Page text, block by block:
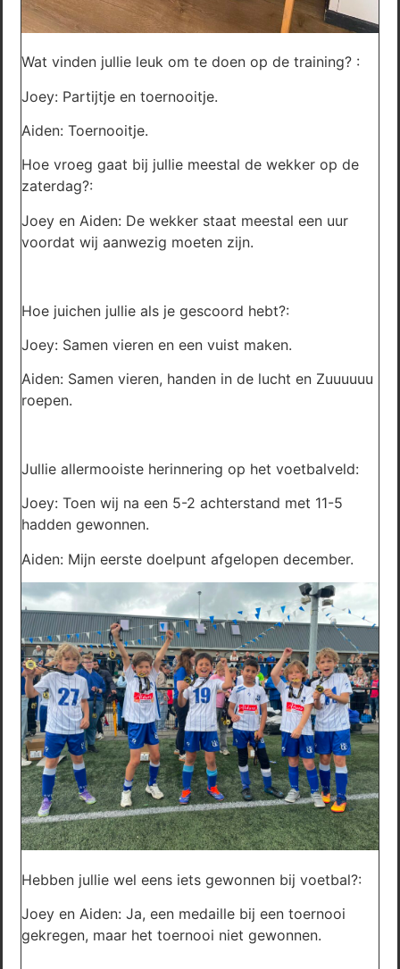
Wat vinden jullie leuk om te doen op de training? :
Joey: Partijtje en toernooitje.
Aiden: Toernooitje.
Hoe vroeg gaat bij jullie meestal de wekker op de
zaterdag?:
Joey en Aiden: De wekker staat meestal een uur
voordat wij aanwezig moeten zijn.
Hoe juichen jullie als je gescoord hebt?:
Joey: Samen vieren en een vuist maken.
Aiden: Samen vieren, handen in de lucht en Zuuuuuu
roepen.
Jullie allermooiste herinnering op het voetbalveld:
Joey: Toen wij na een 5-2 achterstand met 11-5
hadden gewonnen.
Aiden: Mijn eerste doelpunt afgelopen december.
Hebben jullie wel eens iets gewonnen bij voetbal?:
Joey en Aiden: Ja, een medaille bij een toernooi
gekregen, maar het toernooi niet gewonnen.